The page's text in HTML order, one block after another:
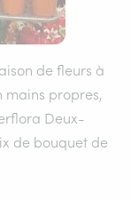
de fleurs à
mains propres,
Deux-
de bouquet de